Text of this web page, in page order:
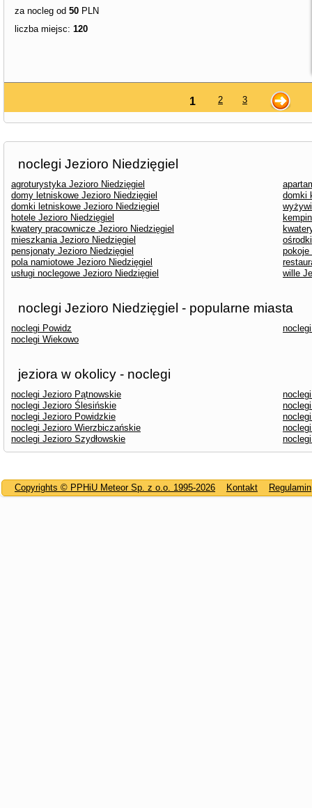
za nocleg od 50 PLN
liczba miejsc: 120
1 2 3
noclegi Jezioro Niedzięgiel
agroturystyka Jezioro Niedzięgiel
domy letniskowe Jezioro Niedzięgiel
domki
domki letniskowe Jezioro Niedzięgiel
hotele Jezioro Niedzięgiel
kwatery pracownicze Jezioro Niedzięgiel
mieszkania Jezioro Niedzięgiel
pensjonaty Jezioro Niedzięgiel
pokoje
pola namiotowe Jezioro Niedzięgiel
usługi noclegowe Jezioro Niedzięgiel
wille
noclegi Jezioro Niedzięgiel - popularne miasta
noclegi Powidz
noclegi Wiekowo
jeziora w okolicy - noclegi
noclegi Jezioro Pątnowskie
noclegi Jezioro Ślesińskie
noclegi Jezioro Powidzkie
noclegi Jezioro Wierzbiczańskie
noclegi Jezioro Szydłowskie
Copyrights © PPHiU Meteor Sp. z o.o. 1995-2026 Kontakt Regulamin